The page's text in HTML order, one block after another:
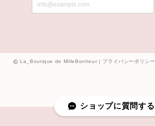
La_Boutique de MilleBonheur | プライバシーポリシー
ショップに質問する